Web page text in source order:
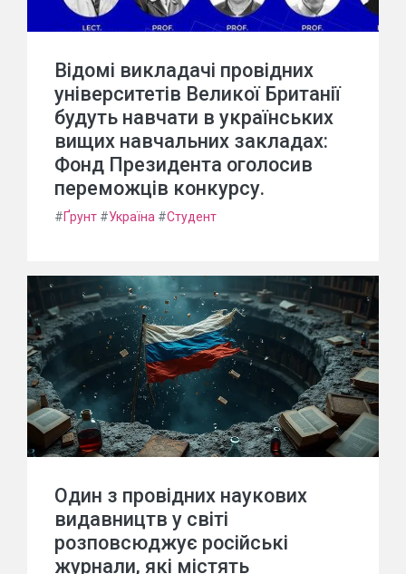
Відомі викладачі провідних
університетів Великої Британії
будуть навчати в українських
вищих навчальних закладах:
Фонд Президента оголосив
переможців конкурсу.
#Ґрунт #Україна #Студент
Один з провідних наукових
видавництв у світі
розповсюджує російські
журнали, які містять